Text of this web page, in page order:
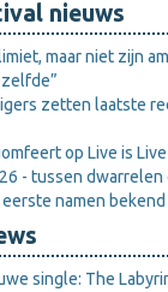
nieuws
maar niet zijn
zetten laatste
op Live is Live
- tussen dwarrelen
namen bekend
single: The